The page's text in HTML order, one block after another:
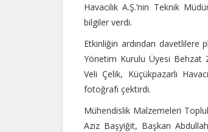
Havacılık A.Ş.’nin Teknik
bilgiler verdi.
Etkinliğin ardından davetlilere
Yönetim Kurulu Üyesi Behzat
Veli Çelik, Küçükpazarlı
fotoğrafı çektirdi.
Mühendislik Malzemeleri
Aziz Başyiğit, Başkan